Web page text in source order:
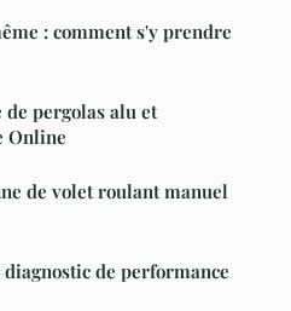
: comment s'y prendre
pergolas alu et
Online
de volet roulant manuel
de performance